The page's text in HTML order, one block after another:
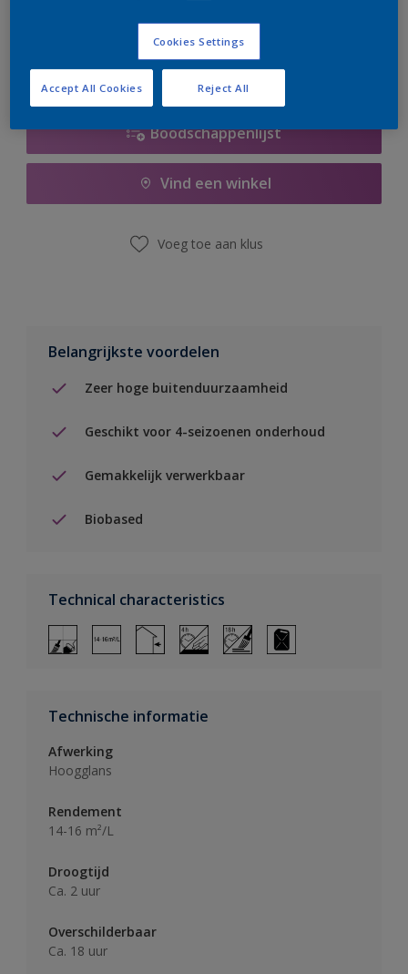
Boodschappenlijst
Vind een winkel
Voeg toe aan klus
Belangrijkste voordelen
Zeer hoge buitenduurzaamheid
Geschikt voor 4-seizoenen onderhoud
Gemakkelijk verwerkbaar
Biobased
Technical characteristics
Technische informatie
Afwerking
Hoogglans
Rendement
14-16 m²/L
Droogtijd
Ca. 2 uur
Overschilderbaar
Ca. 18 uur
Cookies Settings
Reject All
Accept All Cookies